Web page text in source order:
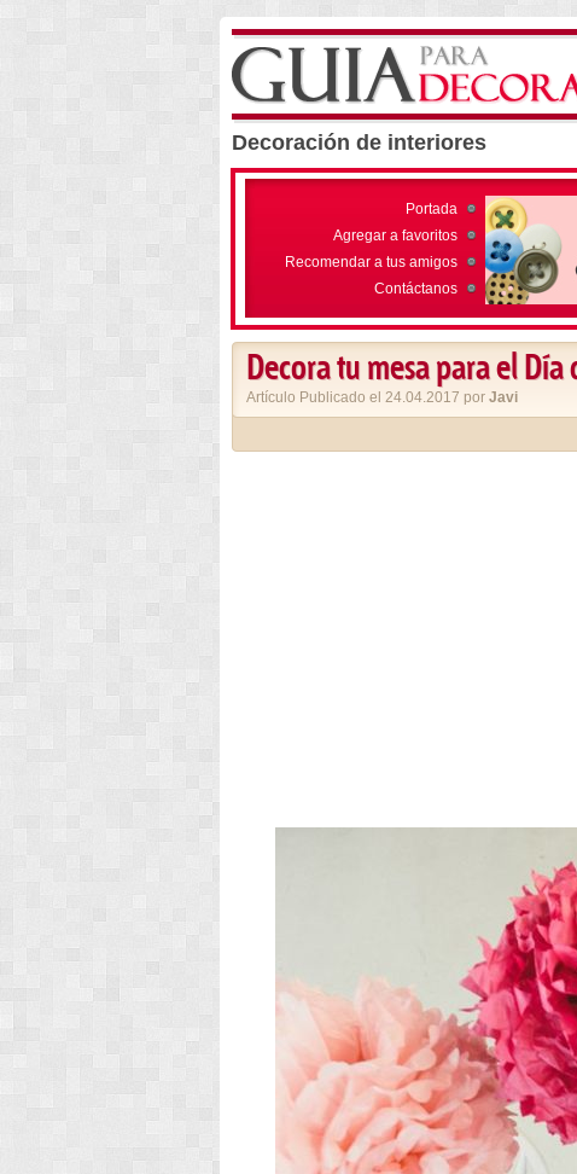
Decoración de interiores
Portada
Agregar a favoritos
Recomendar a tus amigos
Contáctanos
Decora tu mesa para el Día
Artículo Publicado el 24.04.2017 por Javi